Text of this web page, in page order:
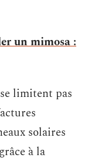
un mimosa :
limitent pas
solaires
à la